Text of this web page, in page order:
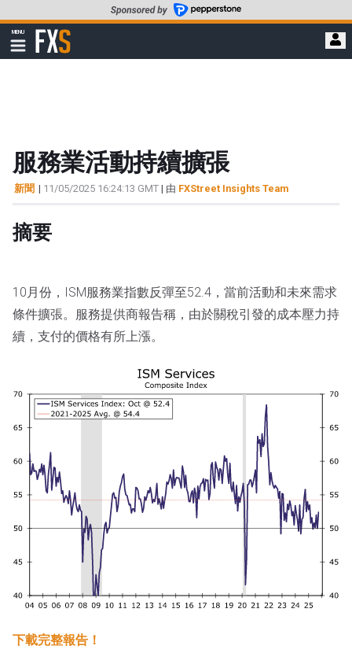
至
要
MENU
顯
示
FXStreet
服務業活動持續擴張
新聞 | 11/05/2025 16:24:13 GMT | 由 FXStreet Insights Team
摘要
10月份，ISM服務業指數反彈至52.4，當前活動和未來需求
條件擴張。服務提供商報告稱，由於關稅引發的成本壓力持
續，支付的價格有所上漲。
下載完整報告！